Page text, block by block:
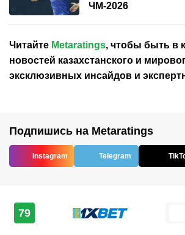
ЧМ-2026
Читайте Metaratings, чтобы быть в
новостей казахстанского и
эксклюзивных инсайдов и
Подпишись на Metaratings
Instagram Telegram
79